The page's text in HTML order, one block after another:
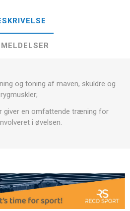
og toning af maven, skuldre og
rygmuskler;
giver en omfattende træning for
i øvelsen.